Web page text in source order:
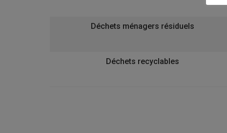
Déchets ménagers résiduels
Déchets recyclables